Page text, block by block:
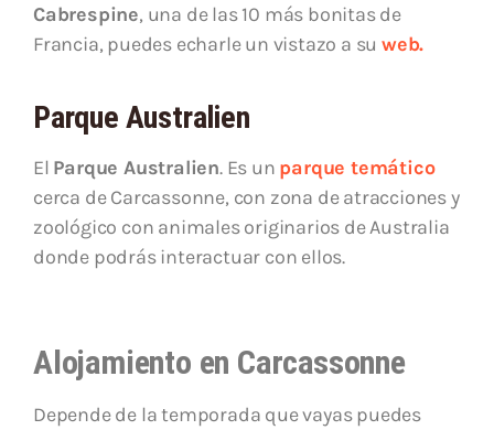
Cabrespine, una de las 10 más bonitas de
Francia, puedes echarle un vistazo a su web.
Parque Australien
El Parque Australien. Es un parque temático
cerca de Carcassonne, con zona de atracciones y
zoológico con animales originarios de Australia
donde podrás interactuar con ellos.
Alojamiento en Carcassonne
Depende de la temporada que vayas puedes